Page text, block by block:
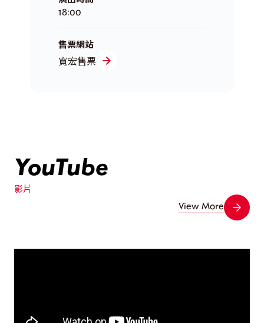
18:00
售票網站
寬宏售票
YouTube
影片
View More